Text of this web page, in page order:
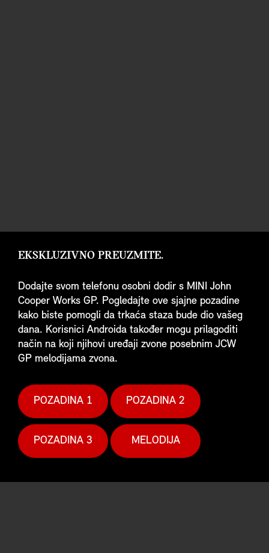
EKSKLUZIVNO PREUZMITE.
Dodajte svom telefonu osobni dodir s MINI John
Cooper Works GP. Pogledajte ove sjajne pozadine
kako biste pomogli da trkaća staza bude dio vašeg
dana. Korisnici Androida također mogu prilagoditi
način na koji njihovi uređaji zvone posebnim JCW
GP melodijama zvona.
POZADINA 1 POZADINA 2
POZADINA 3 MELODIJA